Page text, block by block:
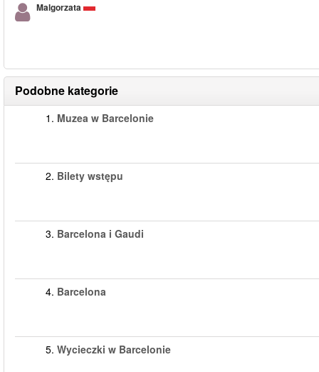
Malgorzata
Podobne kategorie
1. Muzea w Barcelonie
2. Bilety wstępu
3. Barcelona i Gaudi
4. Barcelona
5. Wycieczki w Barcelonie